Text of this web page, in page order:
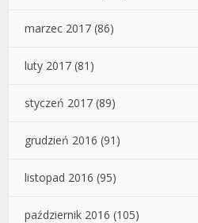
marzec 2017 (86)
luty 2017 (81)
styczeń 2017 (89)
grudzień 2016 (91)
listopad 2016 (95)
październik 2016 (105)